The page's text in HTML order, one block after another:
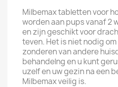
Milbemax tabletten voor
worden aan pups vanaf 2
en zijn geschikt voor
teven. Het is niet nodig
zonderen van andere
behandelng en u kunt
uzelf en uw gezin na een
Milbemax veilig is.